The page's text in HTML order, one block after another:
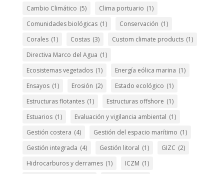
Cambio Climático (5) Clima portuario (1)
Comunidades biológicas (1) Conservación (1)
Corales (1) Costas (3) Custom climate products (1)
Directiva Marco del Agua (1)
Ecosistemas vegetados (1) Energía eólica marina (1)
Ensayos (1) Erosión (2) Estado ecológico (1)
Estructuras flotantes (1) Estructuras offshore (1)
Estuarios (1) Evaluación y vigilancia ambiental (1)
Gestión costera (4) Gestión del espacio marítimo (1)
Gestión integrada (4) Gestión litoral (1) GIZC (2)
Hidrocarburos y derrames (1) ICZM (1)